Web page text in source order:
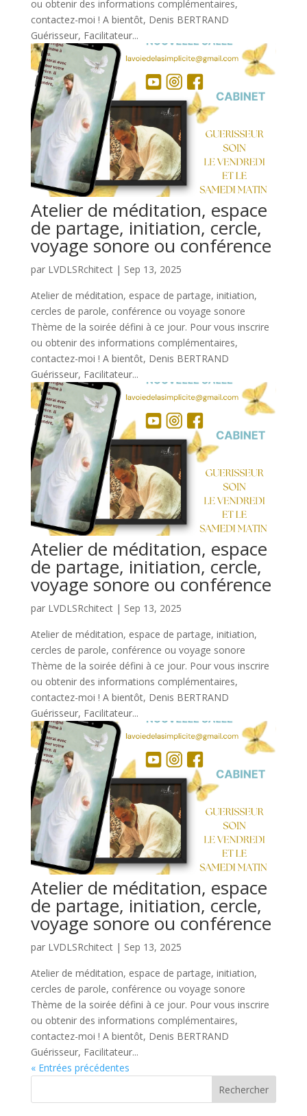
ou obtenir des informations complémentaires,
contactez-moi ! A bientôt, Denis BERTRAND
Guérisseur, Facilitateur...
Atelier de méditation, espace
de partage, initiation, cercle,
voyage sonore ou conférence
par LVDLSRchitect| Sep 13, 2025
Atelier de méditation, espace de partage, initiation,
cercles de parole, conférence ou voyage sonore
Thème de la soirée défini à ce jour. Pour vous inscrire
ou obtenir des informations complémentaires,
contactez-moi ! A bientôt, Denis BERTRAND
Guérisseur, Facilitateur...
Atelier de méditation, espace
de partage, initiation, cercle,
voyage sonore ou conférence
par LVDLSRchitect| Sep 13, 2025
Atelier de méditation, espace de partage, initiation,
cercles de parole, conférence ou voyage sonore
Thème de la soirée défini à ce jour. Pour vous inscrire
ou obtenir des informations complémentaires,
contactez-moi ! A bientôt, Denis BERTRAND
Guérisseur, Facilitateur...
Atelier de méditation, espace
de partage, initiation, cercle,
voyage sonore ou conférence
par LVDLSRchitect| Sep 13, 2025
Atelier de méditation, espace de partage, initiation,
cercles de parole, conférence ou voyage sonore
Thème de la soirée défini à ce jour. Pour vous inscrire
ou obtenir des informations complémentaires,
contactez-moi ! A bientôt, Denis BERTRAND
Guérisseur, Facilitateur...
« Entrées précédentes
Rechercher